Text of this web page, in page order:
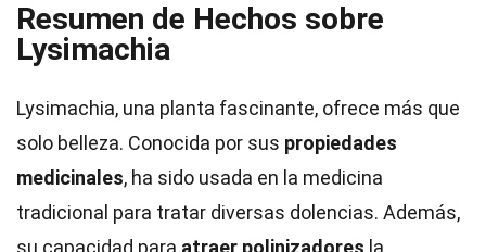
Resumen de Hechos sobre
Lysimachia
Lysimachia, una planta fascinante, ofrece más que
solo belleza. Conocida por sus propiedades
medicinales, ha sido usada en la medicina
tradicional para tratar diversas dolencias. Además,
su capacidad para atraer polinizadores la